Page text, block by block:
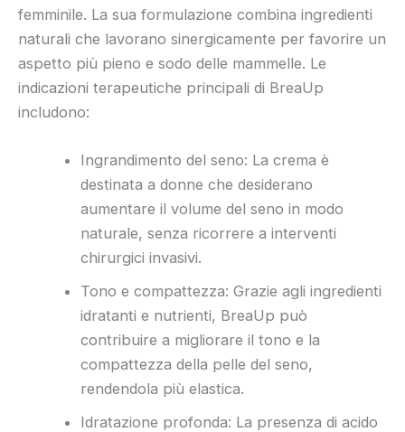
femminile. La sua formulazione combina ingredienti
naturali che lavorano sinergicamente per favorire un
aspetto più pieno e sodo delle mammelle. Le
indicazioni terapeutiche principali di BreaUp
includono:
Ingrandimento del seno: La crema è
destinata a donne che desiderano
aumentare il volume del seno in modo
naturale, senza ricorrere a interventi
chirurgici invasivi.
Tono e compattezza: Grazie agli ingredienti
idratanti e nutrienti, BreaUp può
contribuire a migliorare il tono e la
compattezza della pelle del seno,
rendendola più elastica.
Idratazione profonda: La presenza di acido